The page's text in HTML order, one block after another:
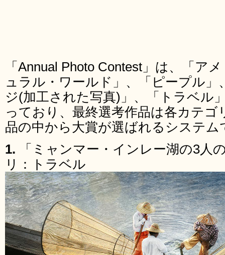
「Annual Photo Contest」は、「ア
ュラル・ワールド」、「ピープル
ジ(加工された写真)」、「トラベル
っており、最終選考作品は各カテゴ
品の中から大賞が選ばれるシステム
1.
「ミャンマー・インレー湖の3
リ：トラベル